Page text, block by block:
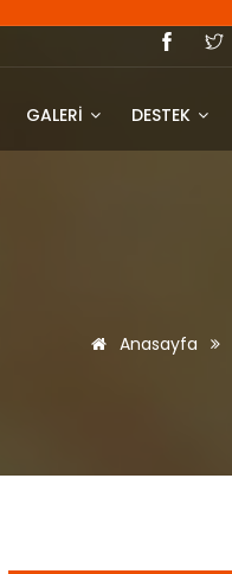
GALERİ DESTEK
Anasayfa